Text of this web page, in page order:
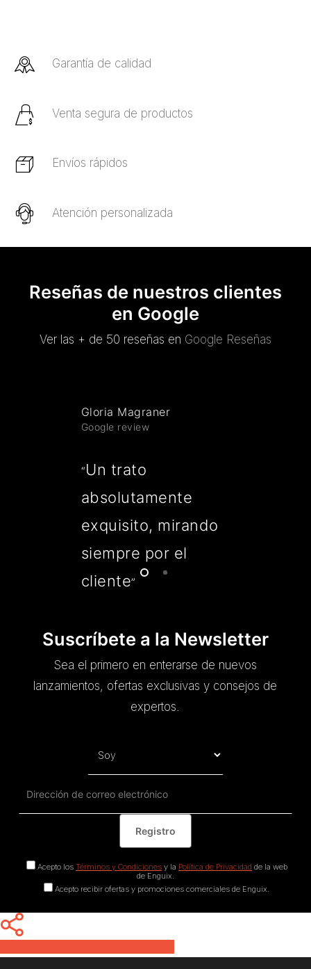
Garantía de calidad
Venta segura de productos
Envíos rápidos
Atención personalizada
Reseñas de nuestros clientes
en Google
Ver las + de 50 reseñas en Google Reseñas
Gloria Magraner
Google review
“Un trato
absolutamente
exquisito, mirando
siempre por el
cliente”
Suscríbete a la Newsletter
Sea el primero en enterarse de nuevos
lanzamientos, ofertas exclusivas y consejos de
expertos.
Acepto los Términos y Condicionesy la Política de Privacidad de la web
de Enguix.
Acepto recibir ofertas y promociones comerciales de Enguix.